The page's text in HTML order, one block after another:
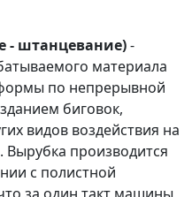
- штанцевание)-
материала
по непрерывной
биговок,
видов воздействия на
производится
с полистной